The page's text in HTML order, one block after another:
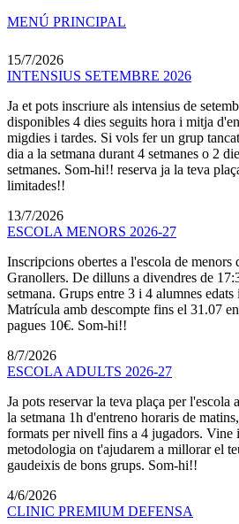
MENÚ PRINCIPAL
15/7/2026
INTENSIUS SETEMBRE 2026
Ja et pots inscriure als intensius de
disponibles 4 dies seguits hora i mitja
migdies i tardes. Si vols fer un grup
dia a la setmana durant 4 setmanes o 2
setmanes. Som-hi!! reserva ja la teva
limitades!!
13/7/2026
ESCOLA MENORS 2026-27
Inscripcions obertes a l'escola de menors
Granollers. De dilluns a divendres de
setmana. Grups entre 3 i 4 alumnes
Matrícula amb descompte fins el 31.07
pagues 10€. Som-hi!!
8/7/2026
ESCOLA ADULTS 2026-27
Ja pots reservar la teva plaça per
la setmana 1h d'entreno horaris de
formats per nivell fins a 4 jugadors. Vine
metodologia on t'ajudarem a millorar el
gaudeixis de bons grups. Som-hi!!
4/6/2026
CLINIC PREMIUM DEFENSA